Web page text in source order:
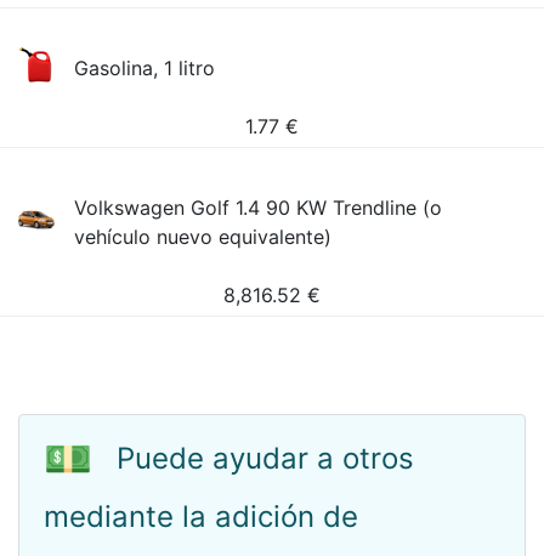
Gasolina, 1 litro
1.77 €
Volkswagen Golf 1.4 90 KW Trendline (o
vehículo nuevo equivalente)
8,816.52 €
💵
Puede ayudar a otros
mediante la adición de